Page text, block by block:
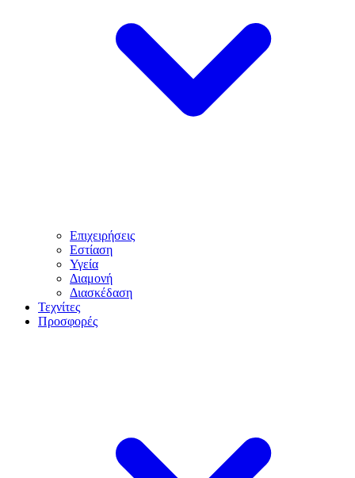
Επιχειρήσεις
Εστίαση
Υγεία
Διαμονή
Διασκέδαση
Τεχνίτες
Προσφορές